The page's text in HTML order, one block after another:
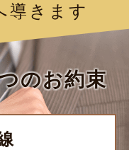
導きます
のお約束